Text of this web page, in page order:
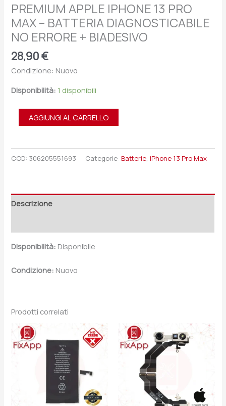
PREMIUM APPLE IPHONE 13 PRO
MAX – BATTERIA DIAGNOSTICABILE
NO ERRORE + BIADESIVO
28,90€
Condizione: Nuovo
Disponibilità: 1 disponibili
AGGIUNGI AL CARRELLO
COD: 306205551693 Categorie:Batterie,iPhone 13 Pro Max
Descrizione
Disponibilità: Disponibile
Condizione: Nuovo
Prodotti correlati